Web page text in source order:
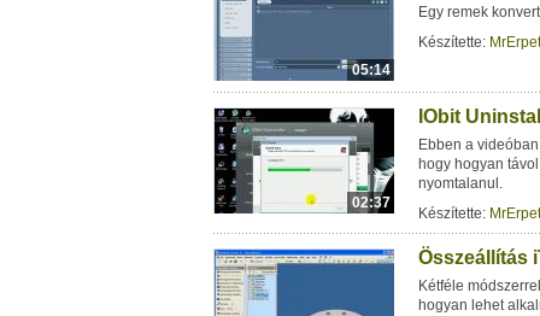
05:14
Egy remek
Készítette:
02:37
IObit
Ebben a
hogy hogyan
nyomtalanul.
Készítette:
Összeállítás
Kétféle
hogyan lehet